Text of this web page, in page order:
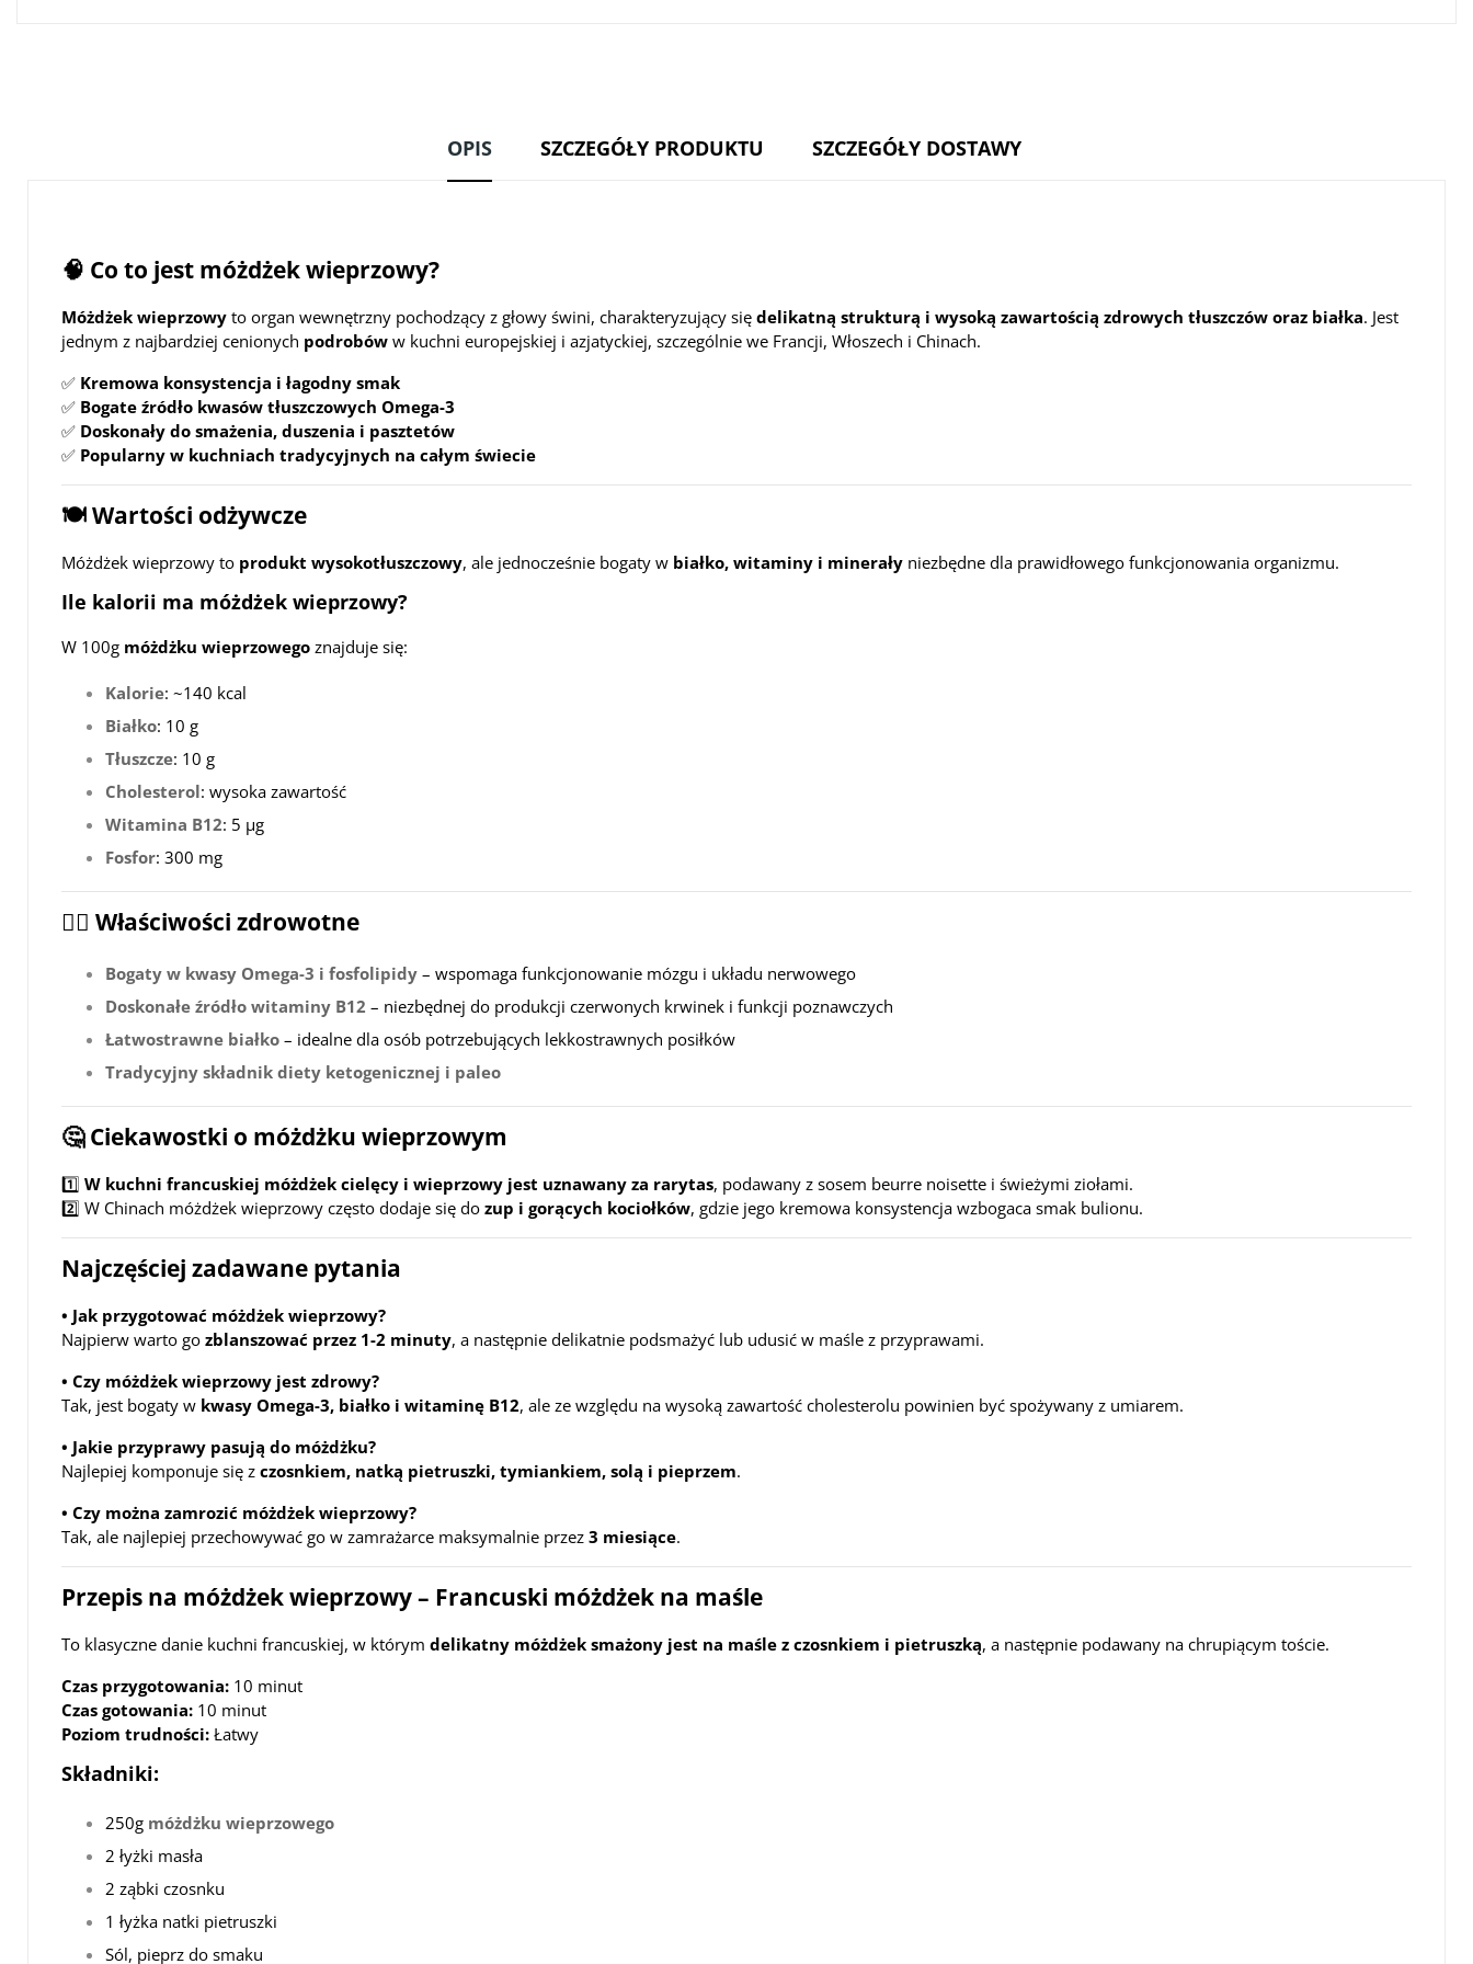
OPIS SZCZEGÓŁY PRODUKTU SZCZEGÓŁY DOSTAWY
🧠 Co to jest móżdżek wieprzowy?
Móżdżek wieprzowy to organ wewnętrzny pochodzący z głowy świni, charakteryzujący się delikatną strukturą i wysoką zawartością zdrowych tłuszczów oraz białka. Jest
jednym z najbardziej cenionych podrobów w kuchni europejskiej i azjatyckiej, szczególnie we Francji, Włoszech i Chinach.
✅ Kremowa konsystencja i łagodny smak
✅ Bogate źródło kwasów tłuszczowych Omega-3
✅ Doskonały do smażenia, duszenia i pasztetów
✅ Popularny w kuchniach tradycyjnych na całym świecie
🍽 Wartości odżywcze
Móżdżek wieprzowy to produkt wysokotłuszczowy, ale jednocześnie bogaty w białko, witaminy i minerały niezbędne dla prawidłowego funkcjonowania organizmu.
Ile kalorii ma móżdżek wieprzowy?
W 100g móżdżku wieprzowego znajduje się:
Kalorie: ~140 kcal
Białko: 10 g
Tłuszcze: 10 g
Cholesterol: wysoka zawartość
Witamina B12: 5 µg
Fosfor: 300 mg
🏋️‍♂️ Właściwości zdrowotne
Bogaty w kwasy Omega-3 i fosfolipidy – wspomaga funkcjonowanie mózgu i układu nerwowego
Doskonałe źródło witaminy B12 – niezbędnej do produkcji czerwonych krwinek i funkcji poznawczych
Łatwostrawne białko – idealne dla osób potrzebujących lekkostrawnych posiłków
Tradycyjny składnik diety ketogenicznej i paleo
🤔 Ciekawostki o móżdżku wieprzowym
1️⃣ W kuchni francuskiej móżdżek cielęcy i wieprzowy jest uznawany za rarytas, podawany z sosem beurre noisette i świeżymi ziołami.
2️⃣ W Chinach móżdżek wieprzowy często dodaje się do zup i gorących kociołków, gdzie jego kremowa konsystencja wzbogaca smak bulionu.
Najczęściej zadawane pytania
• Jak przygotować móżdżek wieprzowy?
Najpierw warto go zblanszować przez 1-2 minuty, a następnie delikatnie podsmażyć lub udusić w maśle z przyprawami.
• Czy móżdżek wieprzowy jest zdrowy?
Tak, jest bogaty w kwasy Omega-3, białko i witaminę B12, ale ze względu na wysoką zawartość cholesterolu powinien być spożywany z umiarem.
• Jakie przyprawy pasują do móżdżku?
Najlepiej komponuje się z czosnkiem, natką pietruszki, tymiankiem, solą i pieprzem.
• Czy można zamrozić móżdżek wieprzowy?
Tak, ale najlepiej przechowywać go w zamrażarce maksymalnie przez 3 miesiące.
Przepis na móżdżek wieprzowy – Francuski móżdżek na maśle
To klasyczne danie kuchni francuskiej, w którym delikatny móżdżek smażony jest na maśle z czosnkiem i pietruszką, a następnie podawany na chrupiącym toście.
Czas przygotowania: 10 minut
Czas gotowania: 10 minut
Poziom trudności: Łatwy
Składniki:
250g móżdżku wieprzowego
2 łyżki masła
2 ząbki czosnku
1 łyżka natki pietruszki
Sól, pieprz do smaku